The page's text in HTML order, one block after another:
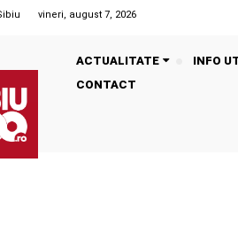
vineri, august 7, 2026
ACTUALITATE INFO
CONTACT